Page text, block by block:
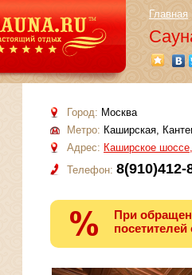
Главная
Город: Москва
Метро: Каширская,
Адрес: Каширское
Телефон: 8(910)412-
При